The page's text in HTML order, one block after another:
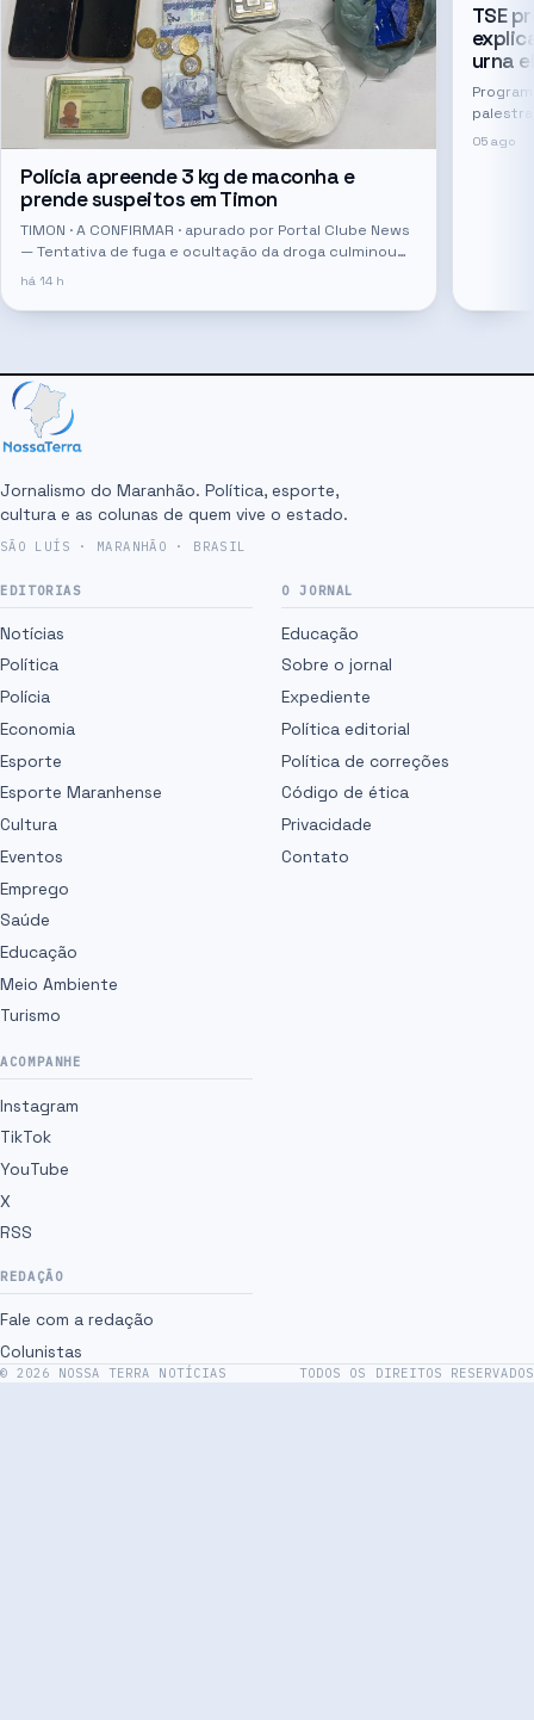
Polícia apreende 3 kg de maconha e
prende suspeitos em Timon
TIMON · A CONFIRMAR · apurado por Portal Clube News
— Tentativa de fuga e ocultação da droga culminou
em prisão, segundo o Portal Clube News.
há 14 h
TSE
urna
05 ago
Jornalismo do Maranhão. Política, esporte,
cultura e as colunas de quem vive o estado.
SÃO LUÍS · MARANHÃO · BRASIL
EDITORIAS
Notícias
Política
Polícia
Economia
Esporte
Esporte Maranhense
Cultura
Eventos
Emprego
Saúde
Educação
Meio Ambiente
Turismo
O JORNAL
Educação
Sobre o jornal
Expediente
Política editorial
Política de correções
Código de ética
Privacidade
Contato
ACOMPANHE
Instagram
TikTok
YouTube
X
RSS
REDAÇÃO
Fale com a redação
Colunistas
©2026 NOSSA TERRA NOTÍCIAS TODOS OS DIREITOS RESERVADOS